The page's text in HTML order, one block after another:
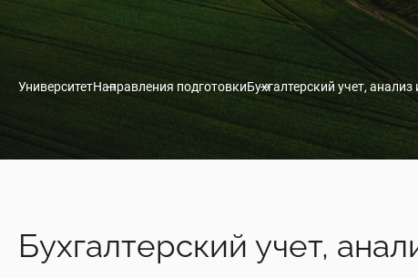
УниверситетНаправления подготовкиБухгалтерский учет, анализ
Бухгалтерский учет,